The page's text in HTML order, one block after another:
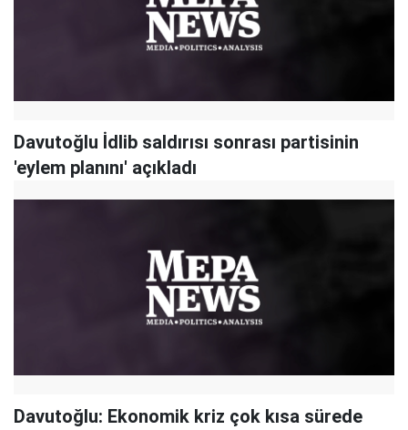
Davutoğlu İdlib saldırısı sonrası partisinin
'eylem planını' açıkladı
Davutoğlu: Ekonomik kriz çok kısa sürede